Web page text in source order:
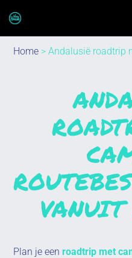
Home > Andalusië roadtrip
Plan je eenroadtrip met